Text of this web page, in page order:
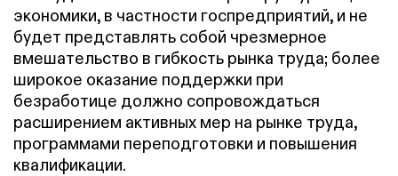
экономики, в частности госпредприятий, и не
будет представлять собой чрезмерное
вмешательство в гибкость рынка труда; более
широкое оказание поддержки при
безработице должно сопровождаться
расширением активных мер на рынке труда,
программами переподготовки и повышения
квалификации.